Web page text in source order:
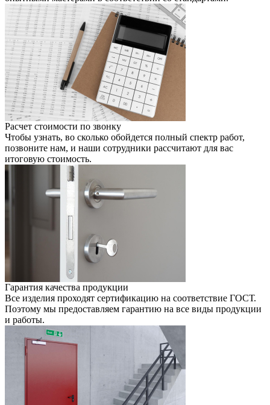
Расчет стоимости по звонку
Чтобы узнать, во сколько обойдется полный спектр работ,
позвоните нам, и наши сотрудники раcсчитают для вас
итоговую стоимость.
Гарантия качества продукции
Все изделия проходят сертификацию на соответствие ГОСТ.
Поэтому мы предоставляем гарантию на все виды продукции
и работы.